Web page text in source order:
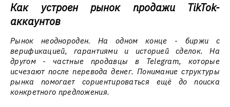
Как устроен рынок продажи TikTok-
аккаунтов
Рынок неоднороден. На одном конце - биржи с
верификацией, гарантиями и историей сделок. На
другом - частные продавцы в Telegram, которые
исчезают после перевода денег. Понимание структуры
рынка помогает сориентироваться ещё до поиска
конкретного предложения.